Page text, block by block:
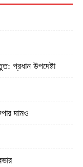
প্রধান উপদেষ্টা
দামও